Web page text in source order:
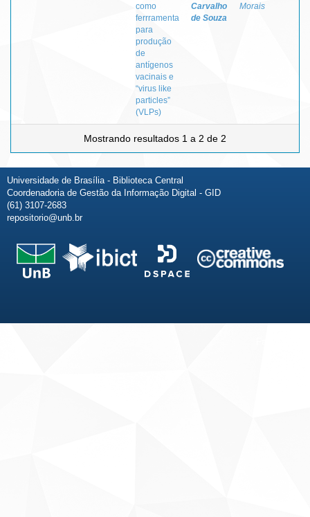
como
ferrramenta
para
produção
de
antígenos
vacinais e
“virus like
particles”
(VLPs)
Carvalho
de Souza
Morais
Mostrando resultados 1 a 2 de 2
Universidade de Brasília - Biblioteca Central
Coordenadoria de Gestão da Informação Digital - GID
(61) 3107-2683
repositorio@unb.br